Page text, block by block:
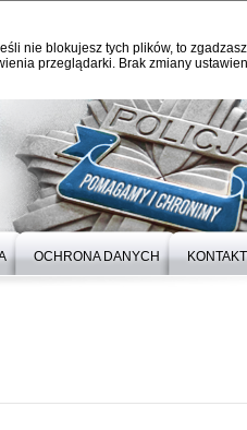
nie blokujesz tych plików, to
przeglądarki. Brak zmiany
OCHRONA DANYCH KONTAKT